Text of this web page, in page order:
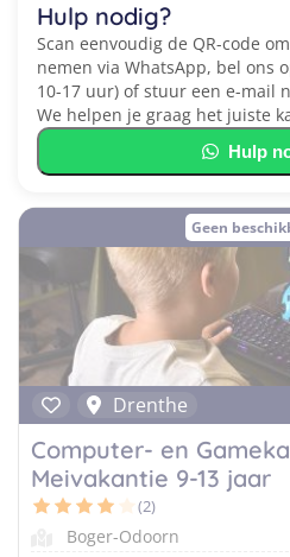
Hulp nodig?
Scan eenvoudig de QR-code
nemen via WhatsApp, bel ons
10-17 uur) of stuur een e-mail
We helpen je graag het juiste
Hulp
Geen
Drenthe
Computer- en
Meivakantie 9-13 jaar
(2)
Boger-Odoorn